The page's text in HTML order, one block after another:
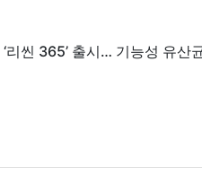
리씬 365’ 출시… 기능성 유산